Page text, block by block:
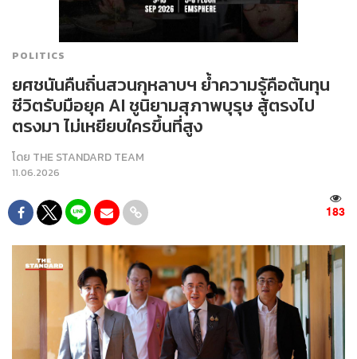
POLITICS
ยศชนันคืนถิ่นสวนกุหลาบฯ ย้ำความรู้คือต้นทุน
ชีวิตรับมือยุค AI ชูนิยามสุภาพบุรุษ สู้ตรงไป
ตรงมา ไม่เหยียบใครขึ้นที่สูง
โดย THE STANDARD TEAM
11.06.2026
183